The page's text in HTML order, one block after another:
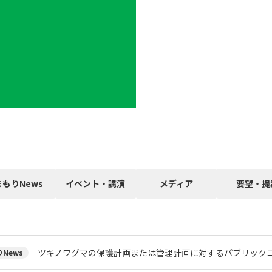
もりNews イベント・講演 メディア 要望・
News ツキノワグマの保護計画または管理計画に対するパブリック